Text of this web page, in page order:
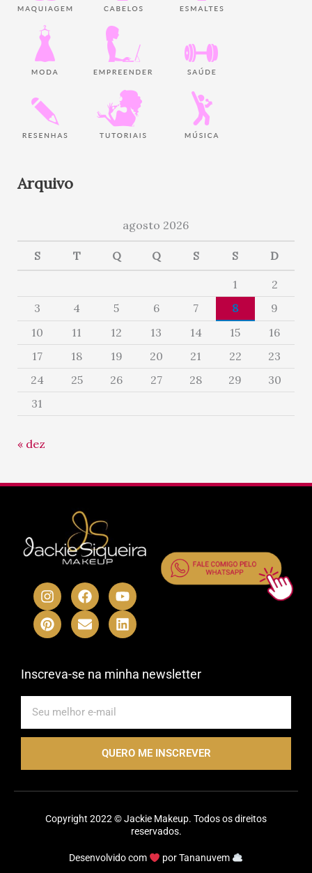
Arquivo
agosto 2026
S T Q Q S S D
1
2
3
4 5 6 7 8
9
10
11 12 13 14 15
16
17
18 19 20 21 22
23
24
25 26 27 28 29
30
31
« dez
I
n
s
t
a
r
m
F
a
c
e
b
o
Y
o
u
t
u
e
P
i
n
t
e
e
t
E
n
v
e
l
p
L
i
n
k
e
i
Inscreva-se na minha newsletter
QUERO ME INSCREVER
Copyright 2022 © Jackie Makeup. Todos os direitos
reservados.
Desenvolvido com porTananuvem